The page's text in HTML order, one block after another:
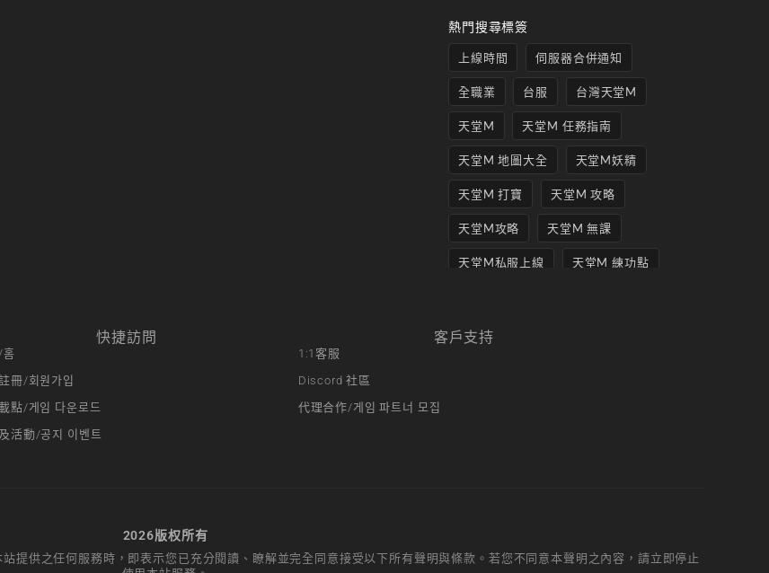
熱門搜尋標簽
上線時間 伺服器合併通知
全職業 台服 台灣天堂M
天堂M 天堂M 任務指南
天堂M 地圖大全 天堂M妖精
天堂M 打寶 天堂M 攻略
天堂M攻略 天堂M 無課
天堂M私服上線 天堂M 練功點
天堂M職業推薦
快捷訪問
冊/회원가입
點/게임 다운로드
活動/공지 이벤트
客戶支持
1:1客服
Discord 社區
代理合作/게임 파트너 모집
2026版权所有
提供之任何服務時，即表示您已充分閱讀、瞭解並完全同意接受以下所有聲明與條款。若您不同意本聲明之內容，請立即停止